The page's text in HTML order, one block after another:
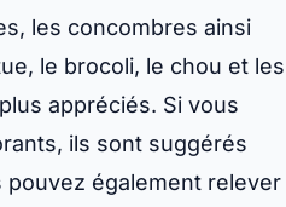
les concombres ainsi
le brocoli, le chou et les
appréciés. Si vous
ils sont suggérés
pouvez également relever